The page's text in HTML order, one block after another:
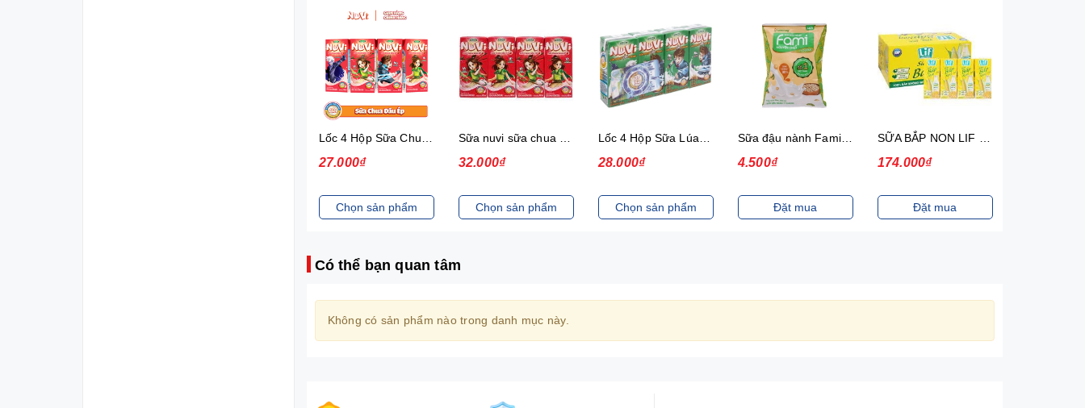
27.000₫
Chọn sản phẩm
32.000₫
Chọn sản phẩm
28.000₫
Chọn sản phẩm
Sữa đậu nành Fami Nguyên chất Có đường Bịch 200ml 40 Bịch/Thùng
4.500₫
Đặt mua
174.000₫
Đặt mua
Có thể bạn quan tâm
Không có sản phẩm nào trong danh mục này.